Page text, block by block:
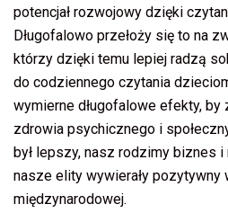
potencjał rozwojowy dzięki
Długofalowo przełoży się to na
którzy dzięki temu lepiej radzą
do codziennego czytania
wymierne długofalowe efekty,
zdrowia psychicznego i
był lepszy, nasz rodzimy biznes i
nasze elity wywierały pozytywny
międzynarodowej.